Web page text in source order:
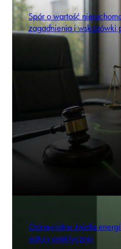
Spór o wartość
zagadnienia i wskazówki
Odnawialne źródła
natury praktycznej